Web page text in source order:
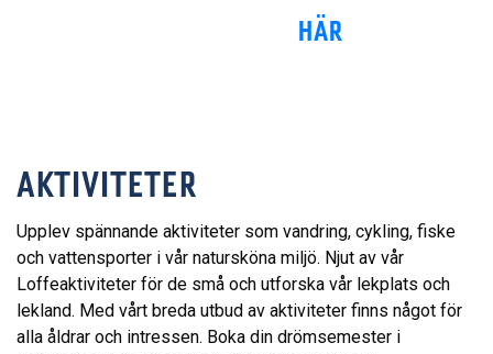
HÄR
AKTIVITETER
Upplev spännande aktiviteter som vandring, cykling, fiske
och vattensporter i vår natursköna miljö. Njut av vår
Loffeaktiviteter för de små och utforska vår lekplats och
lekland. Med vårt breda utbud av aktiviteter finns något för
alla åldrar och intressen. Boka din drömsemester i